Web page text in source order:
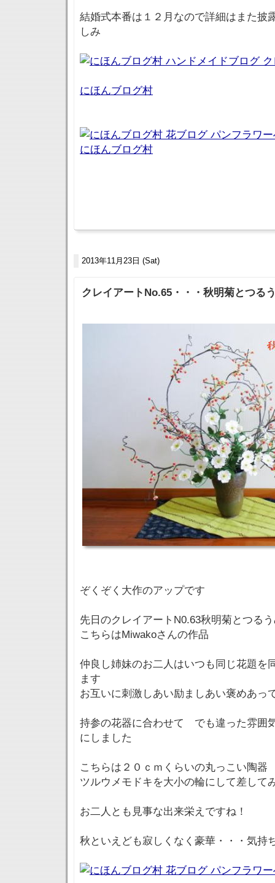
結婚式本番は１２月なので詳細はまた披
しみ
にほんブログ村
にほんブログ村
2013年11月23日 (Sat)
クレイアートNo.65・・・秋明菊とつる
ぞくぞく大作のアップです
先日のクレイアートN0.63秋明菊とつる
こちらはMiwakoさんの作品
仲良し姉妹のお二人はいつも同じ花題を
ます
お互いに刺激しあい励ましあい褒めあっ
持参の花器に合わせて でも違った雰囲
にしました
こちらは２０ｃｍくらいの丸っこい陶器
ツルウメモドキを大小の輪にして差して
お二人とも見事な出来栄えですね！
秋といえども寂しくなく豪華・・・気持